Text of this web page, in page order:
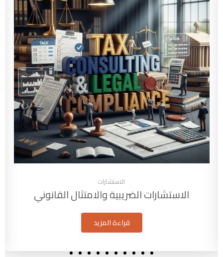
الاستشارات
الاستشارات الضريبية والامتثال القانوني
قراءة المزيد